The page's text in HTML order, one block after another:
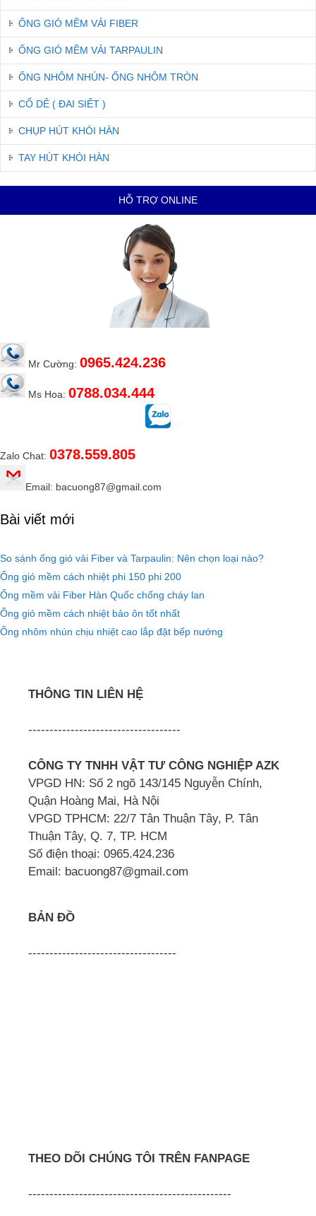
ỐNG GIÓ MỀM VẢI FIBER
ỐNG GIÓ MỀM VẢI TARPAULIN
ỐNG NHÔM NHÚN- ỐNG NHÔM TRÒN
CỔ DÊ ( ĐAI SIẾT )
CHỤP HÚT KHÓI HÀN
TAY HÚT KHÓI HÀN
HỖ TRỢ ONLINE
Mr Cường: 0965.424.236
Ms Hoa: 0788.034.444
Zalo Chat: 0378.559.805
Email: bacuong87@gmail.com
Bài viết mới
So sánh ống gió vải Fiber và Tarpaulin: Nên chọn loại nào?
Ống gió mềm cách nhiệt phi 150 phi 200
Ống mềm vải Fiber Hàn Quốc chống cháy lan
Ống gió mềm cách nhiệt bảo ôn tốt nhất
Ống nhôm nhún chịu nhiệt cao lắp đặt bếp nướng
THÔNG TIN LIÊN HỆ
------------------------------------
CÔNG TY TNHH VẬT TƯ CÔNG NGHIỆP AZK
VPGD HN: Số 2 ngõ 143/145 Nguyễn Chính,
Quận Hoàng Mai, Hà Nội
VPGD TPHCM: 22/7 Tân Thuận Tây, P. Tân
Thuận Tây, Q. 7, TP. HCM
Số điện thoại: 0965.424.236
Email: bacuong87@gmail.com
BẢN ĐỒ
-----------------------------------
THEO DÕI CHÚNG TÔI TRÊN FANPAGE
------------------------------------------------